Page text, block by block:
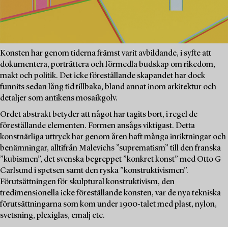
Konsten har genom tiderna främst varit avbildande, i syfte att
dokumentera, porträttera och förmedla budskap om rikedom,
makt och politik. Det icke föreställande skapandet har dock
funnits sedan lång tid tillbaka, bland annat inom arkitektur och
detaljer som antikens mosaikgolv.
Ordet abstrakt betyder att något har tagits bort, i regel de
föreställande elementen. Formen ansågs viktigast. Detta
konstnärliga uttryck har genom åren haft många inriktningar och
benämningar, alltifrån Malevichs ”suprematism” till den franska
”kubismen”, det svenska begreppet ”konkret konst” med Otto G
Carlsund i spetsen samt den ryska ”konstruktivismen”.
Förutsättningen för skulptural konstruktivism, den
tredimensionella icke föreställande konsten, var de nya tekniska
förutsättningarna som kom under 1900-talet med plast, nylon,
svetsning, plexiglas, emalj etc.